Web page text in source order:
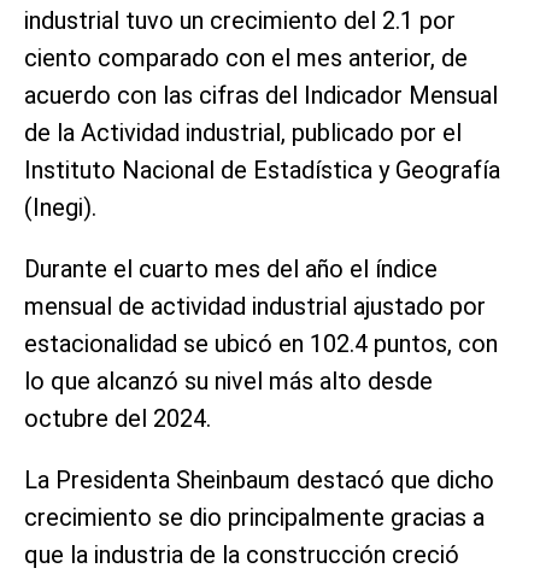
industrial tuvo un crecimiento del 2.1 por
ciento comparado con el mes anterior, de
acuerdo con las cifras del Indicador Mensual
de la Actividad industrial, publicado por el
Instituto Nacional de Estadística y Geografía
(Inegi).
Durante el cuarto mes del año el índice
mensual de actividad industrial ajustado por
estacionalidad se ubicó en 102.4 puntos, con
lo que alcanzó su nivel más alto desde
octubre del 2024.
La Presidenta Sheinbaum destacó que dicho
crecimiento se dio principalmente gracias a
que la industria de la construcción creció